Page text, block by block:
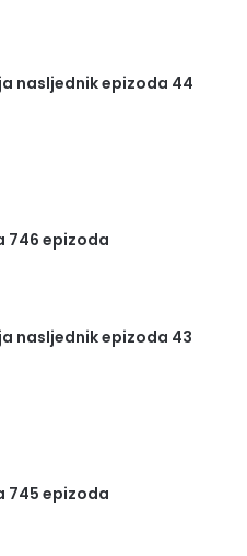
nasljednik epizoda 44
746 epizoda
nasljednik epizoda 43
745 epizoda